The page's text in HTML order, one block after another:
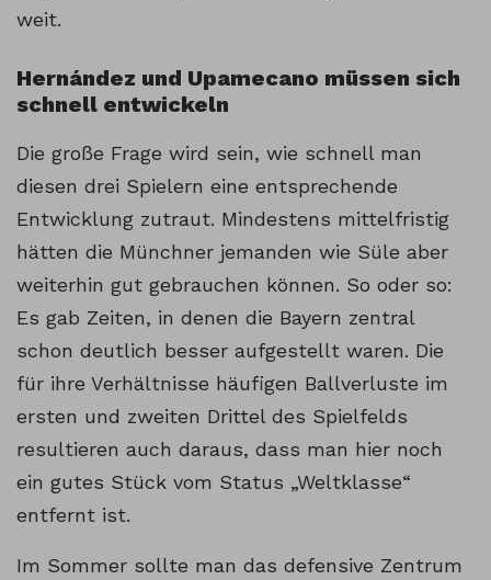
weit.
Hernández und Upamecano müssen sich
schnell entwickeln
Die große Frage wird sein, wie schnell man
diesen drei Spielern eine entsprechende
Entwicklung zutraut. Mindestens mittelfristig
hätten die Münchner jemanden wie Süle aber
weiterhin gut gebrauchen können. So oder so:
Es gab Zeiten, in denen die Bayern zentral
schon deutlich besser aufgestellt waren. Die
für ihre Verhältnisse häufigen Ballverluste im
ersten und zweiten Drittel des Spielfelds
resultieren auch daraus, dass man hier noch
ein gutes Stück vom Status „Weltklasse“
entfernt ist.
Im Sommer sollte man das defensive Zentrum